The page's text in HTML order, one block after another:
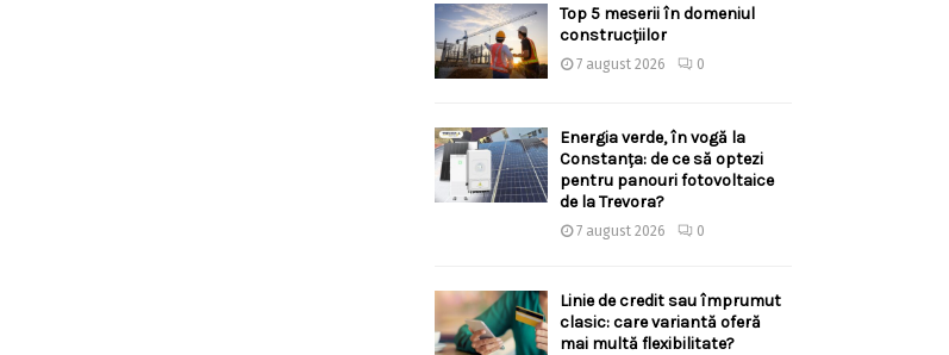
Top 5 meserii în domeniul
construcțiilor
7 august 2026 0
Energia verde, în vogă la
Constanța: de ce să optezi
pentru panouri fotovoltaice
de la Trevora?
7 august 2026 0
Linie de credit sau împrumut
clasic: care variantă oferă
mai multă flexibilitate?